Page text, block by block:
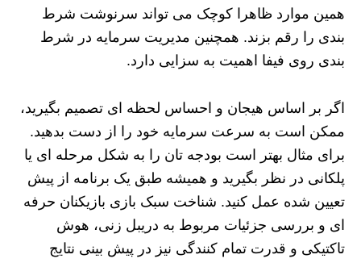
همین موارد ظاهرا کوچک می تواند سرنوشت شرط
بندی را رقم بزند. همچنین مدیریت سرمایه در شرط
بندی روی فیفا اهمیت به سزایی دارد.
اگر بر اساس هیجان و احساس لحظه ای تصمیم بگیرید،
ممکن است به سرعت سرمایه خود را از دست بدهید.
برای مثال بهتر است بودجه تان را به شکل مرحله ای یا
پلکانی در نظر بگیرید و همیشه طبق یک برنامه از پیش
تعیین شده عمل کنید. شناخت سبک بازی بازیکنان حرفه
ای و بررسی جزئیات مربوط به دریبل زنی، هوش
تاکتیکی و قدرت تمام کنندگی نیز در پیش بینی نتایج